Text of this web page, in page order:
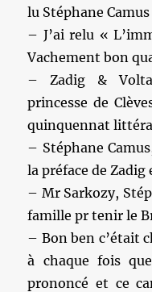
lu Stéphane Camus
– J’ai relu «
Vachement bon
– Zadig &
princesse de
quinquennat
– Stéphane
la préface de Zadig
– Mr Sarkozy,
famille pr tenir le
– Bon ben c’était
à chaque fois
prononcé et ce